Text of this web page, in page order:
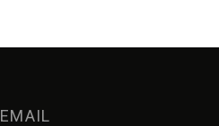
EMAIL